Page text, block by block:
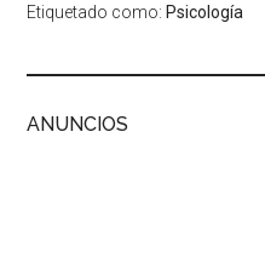
Etiquetado como: Psicología
ANUNCIOS